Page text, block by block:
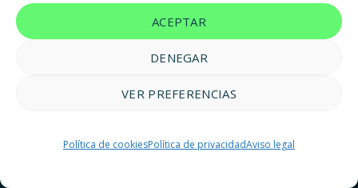
ACEPTAR
DENEGAR
VER PREFERENCIAS
Política de cookiesPolítica de privacidadAviso legal
de cookies|Accesibilidad